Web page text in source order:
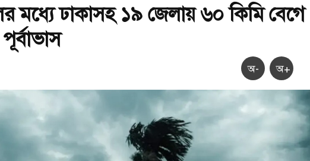
মধ্যে ঢাকাসহ ১৯ জেলায় ৬০ কিমি বেগে
অ- অ+